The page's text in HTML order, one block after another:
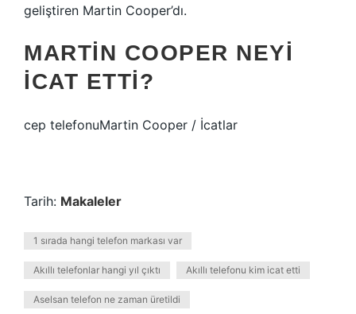
geliştiren Martin Cooper’dı.
MARTIN COOPER NEYI
ICAT ETTI?
cep telefonuMartin Cooper / İcatlar
Tarih: Makaleler
1 sırada hangi telefon markası var
Akıllı telefonlar hangi yıl çıktı Akıllı telefonu kim icat etti
Aselsan telefon ne zaman üretildi